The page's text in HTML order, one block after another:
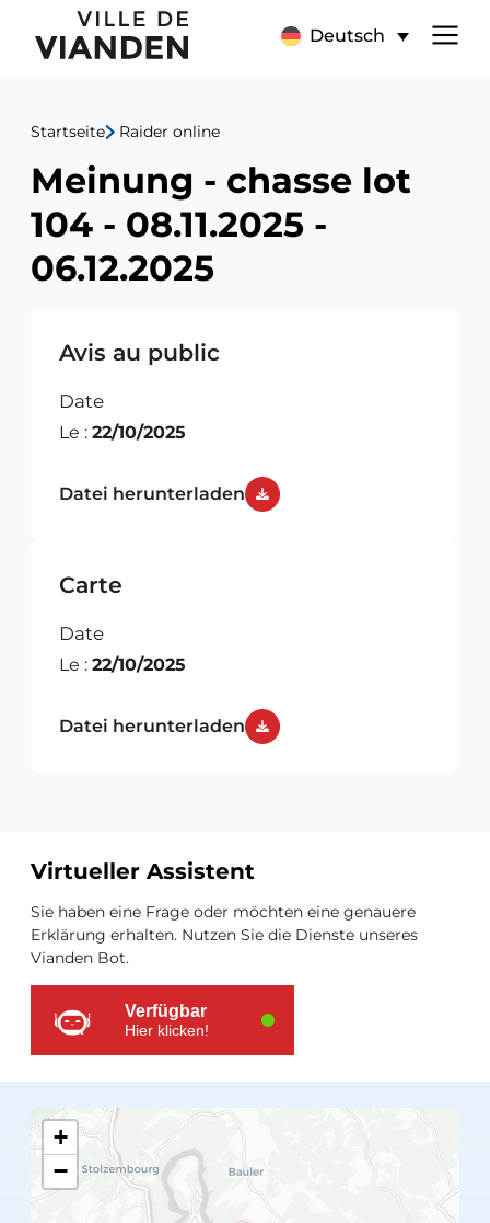
Meinung
chasse
lot
104
06.12.2025
Deutsch
Hauptnavigationsmenü
Startseite Raider online
Meinung - chasse lot
104 - 08.11.2025 -
06.12.2025
Avis au public
Date
Le : 22/10/2025
Datei herunterladen
Carte
Date
Le : 22/10/2025
Datei herunterladen
Zusätzliche
Ressourcen
Virtueller Assistent
Sie haben eine Frage oder möchten eine genauere
Erklärung erhalten. Nutzen Sie die Dienste unseres
Vianden Bot.
Verfügbar
Hier klicken!
+
−